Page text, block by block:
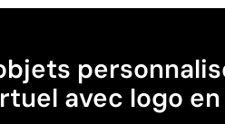
avec logo en